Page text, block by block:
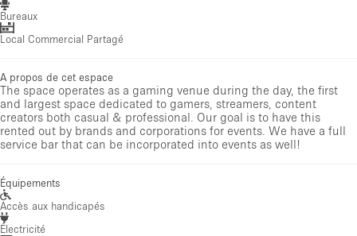
Bureaux
Local Commercial Partagé
A propos de cet espace
The space operates as a gaming venue during the day, the first
and largest space dedicated to gamers, streamers, content
creators both casual & professional. Our goal is to have this
rented out by brands and corporations for events. We have a full
service bar that can be incorporated into events as well!
Équipements
Accès aux handicapés
Électricité